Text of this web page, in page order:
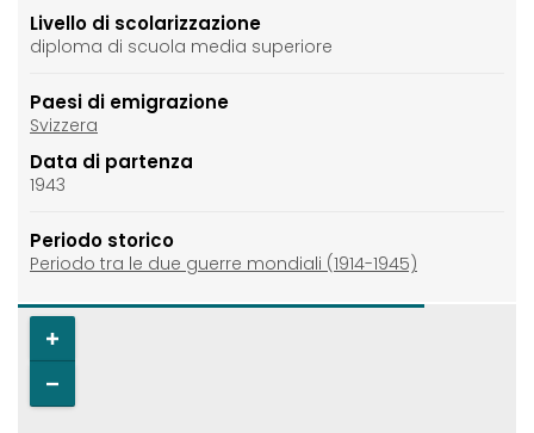
Livello di scolarizzazione
diploma di scuola media superiore
Paesi di emigrazione
Svizzera
Data di partenza
1943
Periodo storico
Periodo tra le due guerre mondiali (1914-1945)